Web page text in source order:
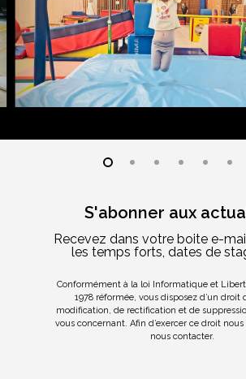
S'abonner aux
Recevez dans votre boite e-
les temps forts, dates de
Conformément à la loi Informatique et
1978 réformée, vous disposez d’un droit
modification, de rectification et de
vous concernant. Afin d’exercer ce droit
nous contacter.